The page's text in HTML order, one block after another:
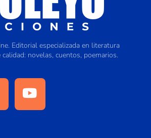
Editorial especializada en literatura
novelas, cuentos, poemarios.